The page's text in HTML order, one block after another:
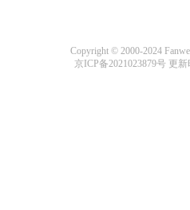
Copyright © 2000-2024
京ICP备2021023879号更新